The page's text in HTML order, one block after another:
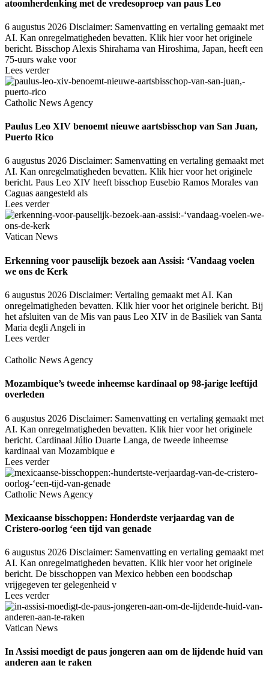
atoomherdenking met de vredesoproep van paus Leo
6 augustus 2026 Disclaimer: Samenvatting en vertaling gemaakt met
AI. Kan onregelmatigheden bevatten. Klik hier voor het originele
bericht. Bisschop Alexis Shirahama van Hiroshima, Japan, heeft een
75-uurs wake voor
Lees verder
Catholic News Agency
Paulus Leo XIV benoemt nieuwe aartsbisschop van San Juan,
Puerto Rico
6 augustus 2026 Disclaimer: Samenvatting en vertaling gemaakt met
AI. Kan onregelmatigheden bevatten. Klik hier voor het originele
bericht. Paus Leo XIV heeft bisschop Eusebio Ramos Morales van
Caguas aangesteld als
Lees verder
Vatican News
Erkenning voor pauselijk bezoek aan Assisi: ‘Vandaag voelen
we ons de Kerk
6 augustus 2026 Disclaimer: Vertaling gemaakt met AI. Kan
onregelmatigheden bevatten. Klik hier voor het originele bericht. Bij
het afsluiten van de Mis van paus Leo XIV in de Basiliek van Santa
Maria degli Angeli in
Lees verder
Catholic News Agency
Mozambique’s tweede inheemse kardinaal op 98-jarige leeftijd
overleden
6 augustus 2026 Disclaimer: Samenvatting en vertaling gemaakt met
AI. Kan onregelmatigheden bevatten. Klik hier voor het originele
bericht. Cardinaal Júlio Duarte Langa, de tweede inheemse
kardinaal van Mozambique e
Lees verder
Catholic News Agency
Mexicaanse bisschoppen: Honderdste verjaardag van de
Cristero-oorlog ‘een tijd van genade
6 augustus 2026 Disclaimer: Samenvatting en vertaling gemaakt met
AI. Kan onregelmatigheden bevatten. Klik hier voor het originele
bericht. De bisschoppen van Mexico hebben een boodschap
vrijgegeven ter gelegenheid v
Lees verder
Vatican News
In Assisi moedigt de paus jongeren aan om de lijdende huid van
anderen aan te raken